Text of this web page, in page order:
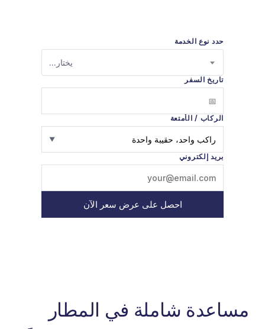
حدد نوع الخدمة
يختار...
تاريخ السفر
الركاب / الأمتعة
راكب واحد، حقيبة واحدة ▼
بريد إلكتروني
احصل على عرض سعر الآن
مساعدة شاملة في المطار